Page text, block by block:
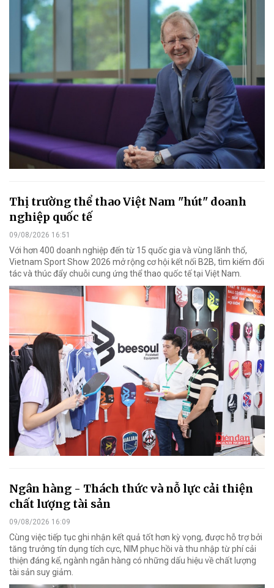
Thị trường thể thao Việt Nam "hút" doanh
nghiệp quốc tế
09/08/2026 16:51
Với hơn 400 doanh nghiệp đến từ 15 quốc gia và vùng lãnh thổ,
Vietnam Sport Show 2026 mở rộng cơ hội kết nối B2B, tìm kiếm đối
tác và thúc đẩy chuỗi cung ứng thể thao quốc tế tại Việt Nam.
Ngân hàng - Thách thức và nỗ lực cải thiện
chất lượng tài sản
09/08/2026 16:09
Cùng việc tiếp tục ghi nhận kết quả tốt hơn kỳ vọng, được hỗ trợ bởi
tăng trưởng tín dụng tích cực, NIM phục hồi và thu nhập từ phí cải
thiện đáng kể, ngành ngân hàng có những dấu hiệu về chất lượng
tài sản suy giảm.